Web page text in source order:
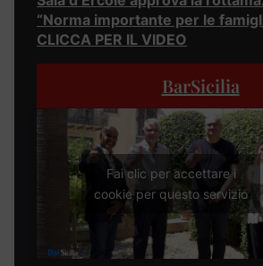
“Norma importante per le
CLICCA PER IL VIDEO
BarSicilia
Fai clic per accettare i
cookie per questo servizio